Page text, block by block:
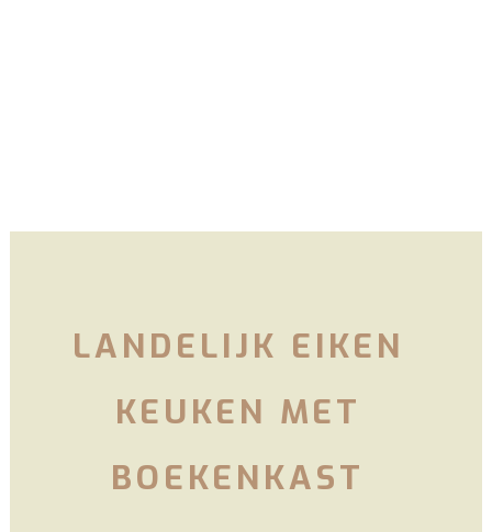
LANDELIJK EIKEN
KEUKEN MET
BOEKENKAST